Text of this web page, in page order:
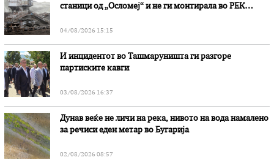
станици од „Осломеј“ и не ги монтирала во РЕК
04/08/2026 15:15
И инцидентот во Ташмаруништa ги разгоре
партиските кавги
03/08/2026 16:37
Дунав веќе не личи на река, нивото на вода намалено
за речиси еден метар во Бугарија
02/08/2026 08:57